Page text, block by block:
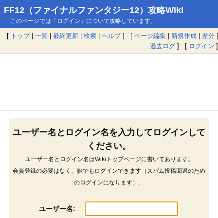
FF12（ファイナルファンタジー12）攻略Wiki
このページでは「ログイン」について攻略しています。
[ トップ| 一覧 | 最終更新 | 検索 | ヘルプ] [ ページ編集 | 新規作成 | 差分 |
過去ログ ] [ ログイン ]
ユーザー名とログイン名を入力してログインして
ください。
ユーザー名とログイン名はWikiトップページに書いてあります。
会員登録の必要はなく、誰でもログインできます（スパム投稿回避のため
のログインになります）。
ユーザー名: